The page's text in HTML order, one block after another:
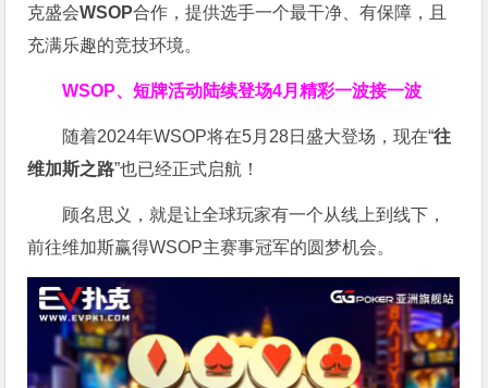
克盛会WSOP合作，提供选手一个最干净、有保障，且
充满乐趣的竞技环境。
WSOP、短牌活动陆续登场4月精彩一波接一波
随着2024年WSOP将在5月28日盛大登场，现在“往
维加斯之路”也已经正式启航！
顾名思义，就是让全球玩家有一个从线上到线下，
前往维加斯赢得WSOP主赛事冠军的圆梦机会。